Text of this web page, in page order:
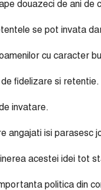
douazeci de ani de
se pot invata
cu caracter
fidelizare si retentie.
invatare.
angajati isi parasesc
acestei idei tot
politica din